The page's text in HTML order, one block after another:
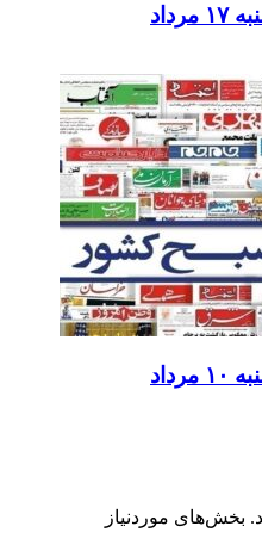
بخش‌های موردنیاز